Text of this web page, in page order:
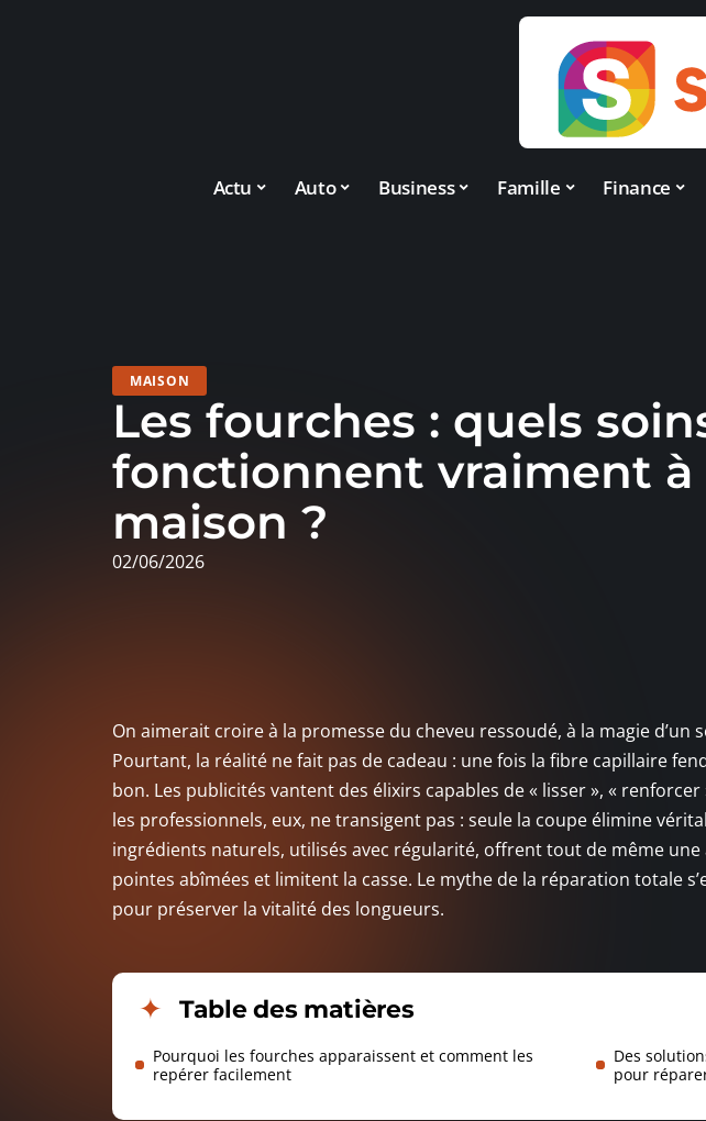
Actu Auto Business Famille Finance
MAISON
Les fourches : quels
fonctionnent vraiment à
maison ?
02/06/2026
On aimerait croire à la promesse du cheveu ressoudé, à la magie d’un
Pourtant, la réalité ne fait pas de cadeau : une fois la fibre capillaire
bon. Les publicités vantent des élixirs capables de « lisser », «
les professionnels, eux, ne transigent pas : seule la coupe élimine
ingrédients naturels, utilisés avec régularité, offrent tout de même une
pointes abîmées et limitent la casse. Le mythe de la réparation totale
pour préserver la vitalité des longueurs.
Table des matières
Pourquoi les fourches apparaissent et comment les
repérer facilement
Des
pour